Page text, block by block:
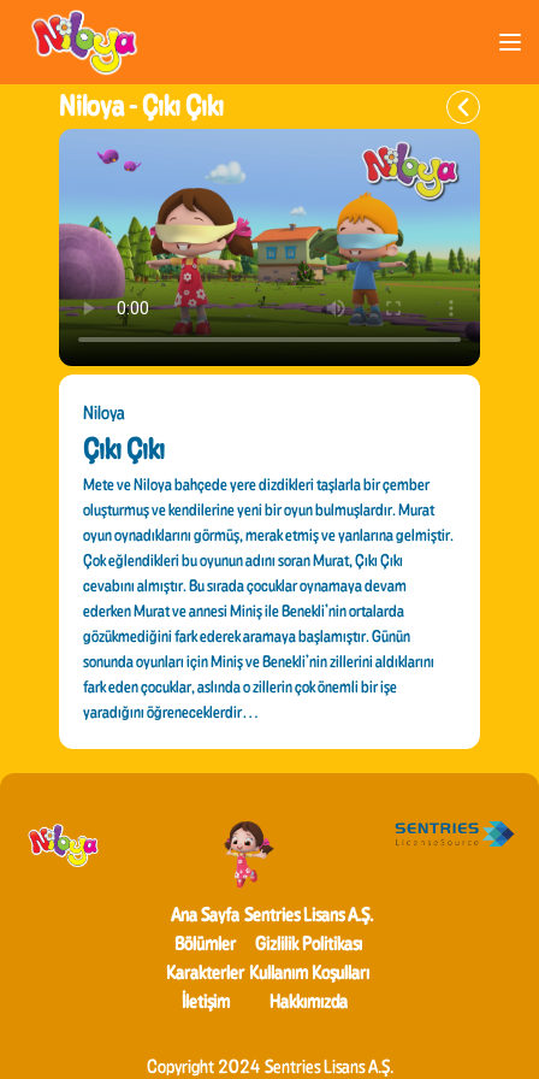
Niloya -Çıkı Çıkı
Niloya
Çıkı Çıkı
Mete ve Niloya bahçede yere dizdikleri taşlarla bir çember
oluşturmuş ve kendilerine yeni bir oyun bulmuşlardır. Murat
oyun oynadıklarını görmüş, merak etmiş ve yanlarına gelmiştir.
Çok eğlendikleri bu oyunun adını soran Murat, Çıkı Çıkı
cevabını almıştır. Bu sırada çocuklar oynamaya devam
ederken Murat ve annesi Miniş ile Benekli’nin ortalarda
gözükmediğini fark ederek aramaya başlamıştır. Günün
sonunda oyunları için Miniş ve Benekli’nin zillerini aldıklarını
fark eden çocuklar, aslında o zillerin çok önemli bir işe
yaradığını öğreneceklerdir…
Ana Sayfa
Bölümler
Karakterler
İletişim
Sentries Lisans A.Ş.
Gizlilik Politikası
Kullanım Koşulları
Hakkımızda
Copyright 2024 Sentries Lisans A.Ş.